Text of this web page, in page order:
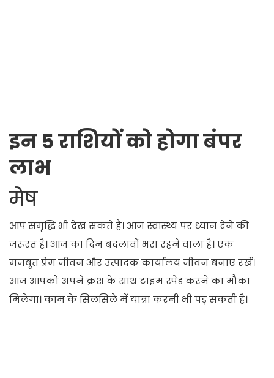
इन 5 राशियों को होगा बंपर
लाभ
मेष
आप समृद्धि भी देख सकते हैं। आज स्वास्थ्य पर ध्यान देने की
जरूरत है। आज का दिन बदलावों भरा रहने वाला है। एक
मजबूत प्रेम जीवन और उत्पादक कार्यालय जीवन बनाए रखें।
आज आपको अपने क्रश के साथ टाइम स्पेंड करने का मौका
मिलेगा। काम के सिलसिले में यात्रा करनी भी पड़ सकती है।